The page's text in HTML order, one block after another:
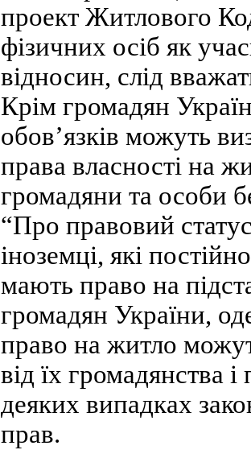
проект Житлового
фізичних осіб як
відносин, слід
Крім громадян
обов’язків можуть
права власності на
громадяни та особи
“Про правовий
іноземці, які
мають право на
громадян України,
право на житло
від їх громадянства
деяких випадках
прав.